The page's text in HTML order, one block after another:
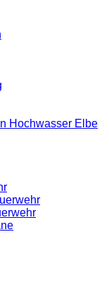
Hochwasser Elbe